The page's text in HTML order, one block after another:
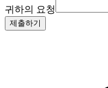
귀하의 요청
제출하기